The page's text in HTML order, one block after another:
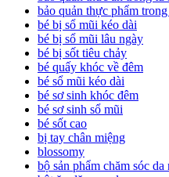
bảo quản thực phẩm
bé bị sổ mũi kéo dài
bé bị sổ mũi lâu ngày
bé bị sốt tiêu chảy
bé quấy khóc về đêm
bé sổ mũi kéo dài
bé sơ sinh khóc đêm
bé sơ sinh sổ mũi
bé sốt cao
bị tay chân miệng
blossomy
bộ sản phẩm chăm sóc da